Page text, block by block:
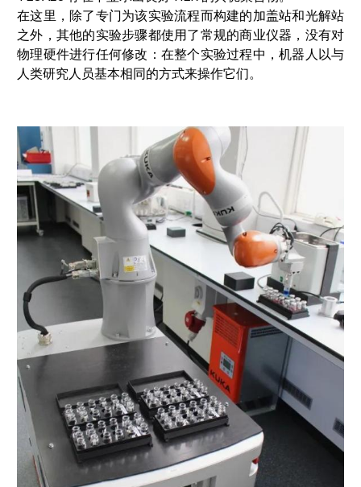
在这里，除了专门为该实验流程而构建的加盖站和光解站
之外，其他的实验步骤都使用了常规的商业仪器，没有对
物理硬件进行任何修改：在整个实验过程中，机器人以与
人类研究人员基本相同的方式来操作它们。